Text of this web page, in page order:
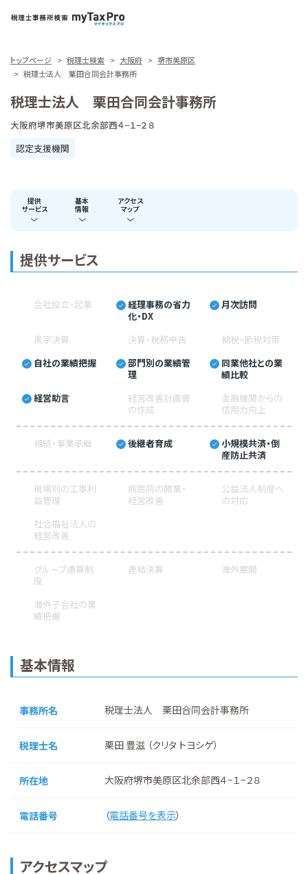
トップページ 税理士検索 大阪府
堺市美原区
税理士法人 栗田合同会計事務所
税理士法人 栗田合同会計事務所
大阪府堺市美原区北余部西４−１−２８
認定支援機関
提供
サービス
基本
情報
アクセス
マップ
提供サービス
会社設立・起業
経理事務の省力
化・DX
月次訪問
黒字決算 決算・税務申告
納税・節税対策
自社の業績把握
部門別の業績管
理
同業他社との業
績比較
経営助言
経営改善計画書
の作成
金融機関からの
信用力向上
相続・事業承継 後継者育成
小規模共済・倒
産防止共済
現場別の工事利
益管理
病医院の開業・
経営改善
公益法人制度へ
の対応
社会福祉法人の
経営改善
グループ通算制
度
連結決算 海外展開
海外子会社の業
績把握
基本情報
事務所名 税理士法人 栗田合同会計事務所
税理士名 栗田 豊滋 （クリタ トヨシゲ）
所在地 大阪府堺市美原区北余部西４−１−２８
電話番号 （電話番号を表示）
アクセスマップ